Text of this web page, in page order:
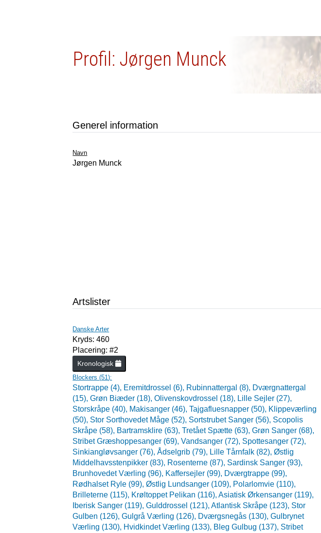
Profil: Jørgen Munck
Generel information
Navn
Jørgen Munck
Artslister
Danske Arter
Kryds: 460
Placering: #2
Kronologisk
Blockers (51):
Stortrappe (4), Eremitdrossel (6), Rubinnattergal (8), Dværgnattergal
(15),Grøn Biæder (18),Olivenskovdrossel (18), Lille Sejler (27),
Storskråpe (40), Makisanger (46),Tajgafluesnapper (50), Klippeværling
(50), Stor Sorthovedet Måge (52), Sortstrubet Sanger (56), Scopolis
Skråpe (58), Bartramsklire (63),Tretået Spætte (63),Grøn Sanger (68),
Stribet Græshoppesanger (69),Vandsanger (72), Spottesanger (72),
Sinkiangløvsanger (76),Ådselgrib (79), Lille Tårnfalk (82),Østlig
Middelhavsstenpikker (83), Rosenterne (87), Sardinsk Sanger (93),
Brunhovedet Værling (96), Kaffersejler (99), Dværgtrappe (99),
Rødhalset Ryle (99),Østlig Lundsanger (109), Polarlomvie (110),
Brilleterne (115), Krøltoppet Pelikan (116),Asiatisk Ørkensanger (119),
Iberisk Sanger (119),Gulddrossel (121),Atlantisk Skråpe (123), Stor
Gulben (126),Gulgrå Værling (126), Dværgsnegås (130),Gulbrynet
Værling (130), Hvidkindet Værling (133), Bleg Gulbug (137), Stribet